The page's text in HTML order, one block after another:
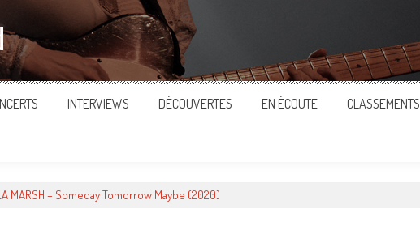
INTERVIEWS DÉCOUVERTES EN ÉCOUTE CLASSEMENTS
MARSH – Someday Tomorrow Maybe (2020)